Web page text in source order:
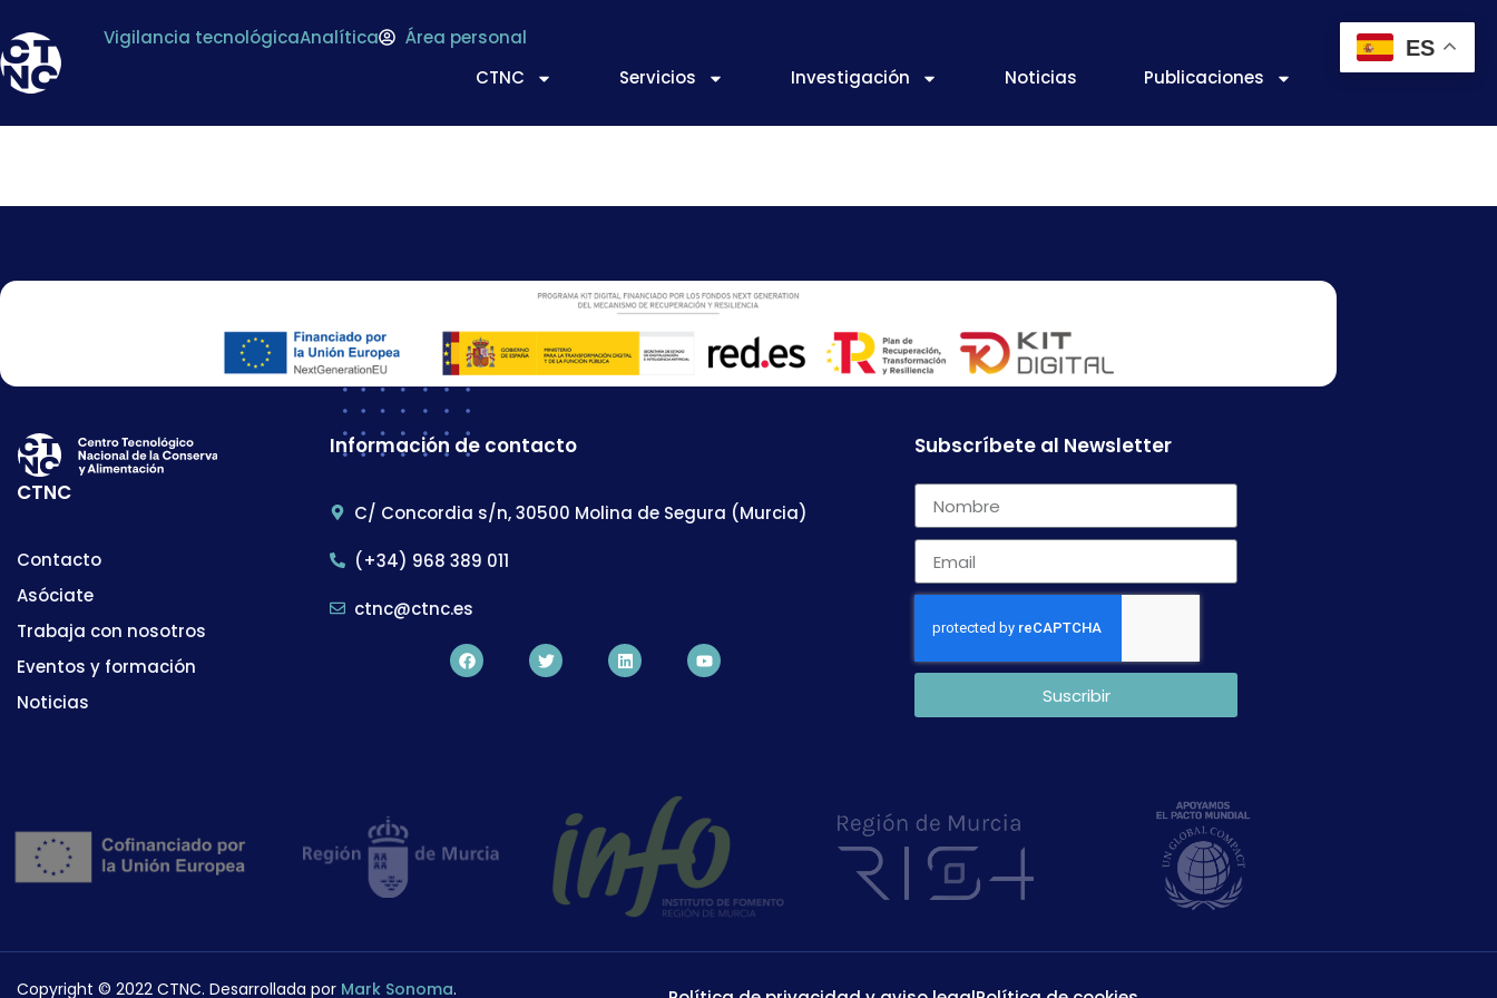
Vigilancia tecnológicaAnalítica
Área personal
CTNC
Servicios Investigación Noticias Publicaciones
CTNC
Contacto
Asóciate
Trabaja con nosotros
Eventos y formación
Noticias
Información de contacto
C/ Concordia s/n, 30500 Molina de Segura (Murcia)
(+34) 968 389 011
ctnc@ctnc.es
Subscríbete al Newsletter
Suscribir
Copyright © 2022 CTNC. Desarrollada por Mark Sonoma.
ES